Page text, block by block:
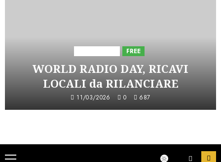
FREE
WORLD RADIO DAY, RICAVI
LOCALI da RILANCIARE
11/03/2026 0 687
Menu